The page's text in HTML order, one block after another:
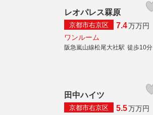
レオパレス罧原
京都市右京区 7.4万万円
ワンルーム
阪急嵐山線松尾大社駅 徒歩10分
田中ハイツ
京都市右京区 5.5万万円